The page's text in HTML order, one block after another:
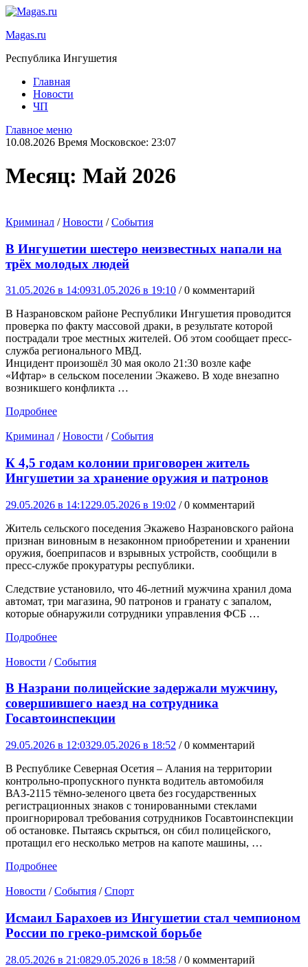
Magas.ru
Республика Ингушетия
Главная
Новости
ЧП
Главное меню
10.08.2026 Время Московское: 23:07
Месяц: Май 2026
Криминал /Новости /События
В Ингушетии шестеро неизвестных напали на
трёх молодых людей
31.05.2026 в 14:0931.05.2026 в 19:10 / 0 комментарий
В Назрановском районе Республики Ингушетия проводится
проверка по факту массовой драки, в результате которой
пострадали трое местных жителей. Об этом сообщает пресс-
служба регионального МВД.
Инцидент произошёл 30 мая около 21:30 возле кафе
«Ифтар» в сельском поселении Экажево. В ходе внезапно
возникшего конфликта …
Подробнее
Криминал /Новости /События
К 4,5 годам колонии приговорен житель
Ингушетии за хранение оружия и патронов
29.05.2026 в 14:1229.05.2026 в 19:02 / 0 комментарий
Житель сельского поседения Экажево Назрановского района
признан виновным в незаконном приобретении и хранении
оружия, боеприпасов и взрывных устройств, сообщили в
пресс-службе прокуратуры республики.
Следствие установило, что 46-летний мужчина хранил дома
автомат, три магазина, 90 патронов и гранату с запалом,
которые обнаружили сотрудники управления ФСБ …
Подробнее
Новости /События
В Назрани полицейские задержали мужчину,
совершившего наезд на сотрудника
Госавтоинспекции
29.05.2026 в 12:0329.05.2026 в 18:52 / 0 комментарий
В Республике Северная Осетия – Алания на территории
контрольно-пропускного пункта водитель автомобиля
ВАЗ-2115 тёмно-зеленого цвета без государственных
регистрационных знаков с тонированными стеклами
проигнорировал требования сотрудников Госавтоинспекции
об остановке. Пытаясь скрыться, он сбил полицейского,
протащил его несколько метров на капоте машины, …
Подробнее
Новости /События /Спорт
Исмаил Барахоев из Ингушетии стал чемпионом
России по греко-римской борьбе
28.05.2026 в 21:0829.05.2026 в 18:58 / 0 комментарий